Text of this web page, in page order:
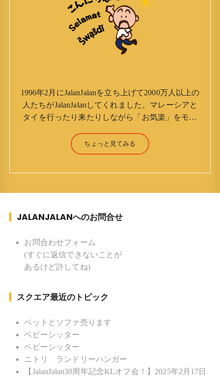
1996年2月にJalanJalanを立ち上げて2000万人以上の
人たちがJalanJalanしてくれました。マレーシアと
タイを行ったり来たりしながら「お気楽」をモッ
（Jun Yamamori） 生年月日 ：1959年7月4日(61
才) 生まれ ：香港(3才まで) 育
ク ソフトボール
督 BKKソフトボール「おぼんこ
ぼん 」監督 マレーシア歴：1991年から31年目 タ
イ歴 ：2001年から21年目
ちょっと見てみる
JALANJALANへのお問合せ
お問合わせフォーム
(すぐに返信できないことが
あるけど許してね)
スクエア最近のトピック
ベットとソファ売ります
ベビーシッター
ベビーシッター
ニトリ ランドリーハンガー
【JalanJalan30周年記念KLオフ会！】2025年2月17日